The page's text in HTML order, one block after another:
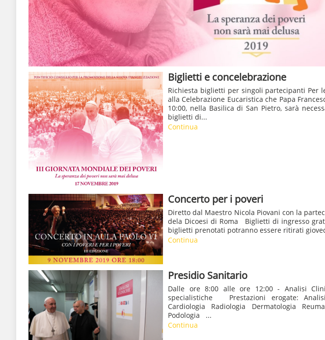
Biglietti e concelebrazione
Richiesta biglietti per singoli partecipanti Per
alla Celebrazione Eucaristica che Papa
10:00, nella Basilica di San Pietro, sarà
biglietti di...
Continua
Concerto per i poveri
Diretto dal Maestro Nicola Piovani con la
dela Dicoesi di Roma Biglietti di ingresso
biglietti prenotati potranno essere ritirati
Continua
Presidio Sanitario
Dalle ore 8:00 alle ore 12:00 - Analisi
specialistiche Prestazioni erogate:
Cardiologia Radiologia Dermatologia
Podologia ...
Continua